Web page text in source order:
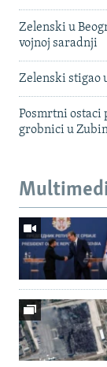
Zelenski u
vojnoj saradnji
Zelenski stigao
Posmrtni ostaci
grobnici u